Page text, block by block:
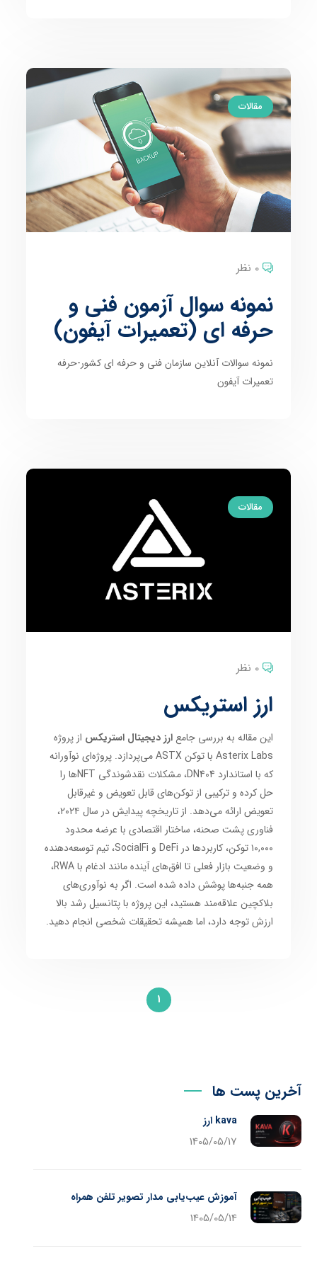
مقالات
0 نظر
نمونه سوال آزمون فنی و
حرفه ای (تعمیرات آیفون)
نمونه سوالات آنلاین سازمان فنی و حرفه ای کشور-حرفه
تعمیرات آیفون
مقالات
0 نظر
ارز استریکس
این مقاله به بررسی جامع ارز دیجیتال استریکس از پروژه
Asterix Labs با توکن ASTX می‌پردازد. پروژه‌ای نوآورانه
که با استاندارد DN404، مشکلات نقدشوندگی NFTها را
حل کرده و ترکیبی از توکن‌های قابل تعویض و غیرقابل
تعویض ارائه می‌دهد. از تاریخچه پیدایش در سال ۲۰۲۴،
فناوری پشت صحنه، ساختار اقتصادی با عرضه محدود
۱۰,۰۰۰ توکن، کاربردها در DeFi و SocialFi، تیم توسعه‌دهنده
و وضعیت بازار فعلی تا افق‌های آینده مانند ادغام با RWA،
همه جنبه‌ها پوشش داده شده است. اگر به نوآوری‌های
بلاکچین علاقه‌مند هستید، این پروژه با پتانسیل رشد بالا
ارزش توجه دارد، اما همیشه تحقیقات شخصی انجام دهید.
1
آخرین پست ها
kava ارز
1405/05/17
آموزش عیب‌یابی مدار تصویر تلفن همراه
1405/05/14